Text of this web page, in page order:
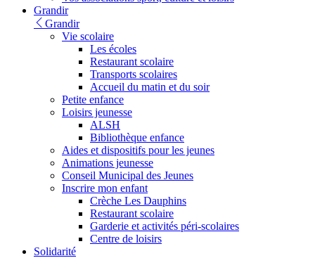
Grandir
Grandir
Vie scolaire
Les écoles
Restaurant scolaire
Transports scolaires
Accueil du matin et du soir
Petite enfance
Loisirs jeunesse
ALSH
Bibliothèque enfance
Aides et dispositifs pour les jeunes
Animations jeunesse
Conseil Municipal des Jeunes
Inscrire mon enfant
Crèche Les Dauphins
Restaurant scolaire
Garderie et activités péri-scolaires
Centre de loisirs
Solidarité